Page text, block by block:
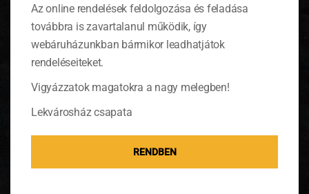
szósz sűrűsödni nem kezd, majd öntsük hozzá a
paradicsomszószt és forraljuk jól össze.
Az online rendelések feldolgozása és feladása
továbbra is zavartalanul működik, így
webáruházunkban bármikor leadhatjátok
rendeléseiteket.
Vigyázzatok magatokra a nagy melegben!
Lekvárosház csapata
RENDBEN